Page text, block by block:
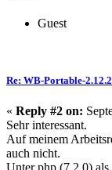
Guest
Re: WB-Portable-
« Reply #2 on:
Sehr interessant.
Auf meinem
auch nicht.